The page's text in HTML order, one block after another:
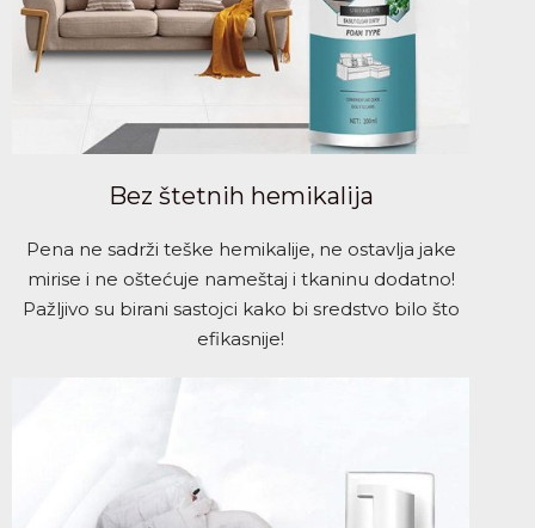
Bez štetnih hemikalija
Pena ne sadrži teške hemikalije, ne ostavlja jake
mirise i ne oštećuje nameštaj i tkaninu dodatno!
Pažljivo su birani sastojci kako bi sredstvo bilo što
efikasnije!